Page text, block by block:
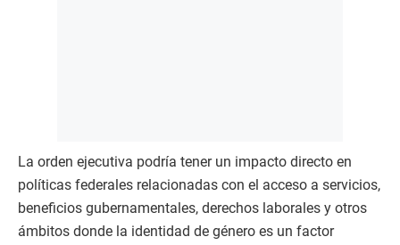
La orden ejecutiva podría tener un impacto directo en
políticas federales relacionadas con el acceso a servicios,
beneficios gubernamentales, derechos laborales y otros
ámbitos donde la identidad de género es un factor